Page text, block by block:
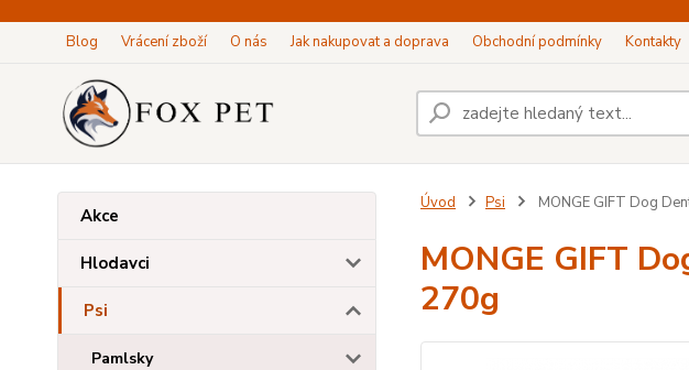
Blog Vrácení zboží O nás Jak nakupovat a doprava Obchodní podmínky Kontakty
Akce
Hlodavci
Psi
Pamlsky
Úvod Psi MONGE GIFT Dog
MONGE GIFT
270g